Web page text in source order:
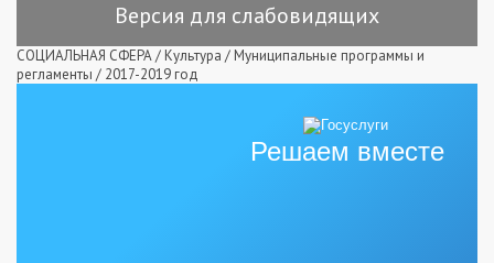
Версия для слабовидящих
СОЦИАЛЬНАЯ СФЕРА/ Культура / Муниципальные программы и
регламенты / 2017-2019 год
Решаем вместе